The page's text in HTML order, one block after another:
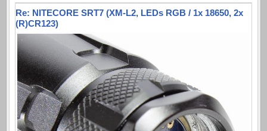
Re: NITECORE SRT7 (XM-L2, LEDs RGB / 1x 18650, 2x
(R)CR123)